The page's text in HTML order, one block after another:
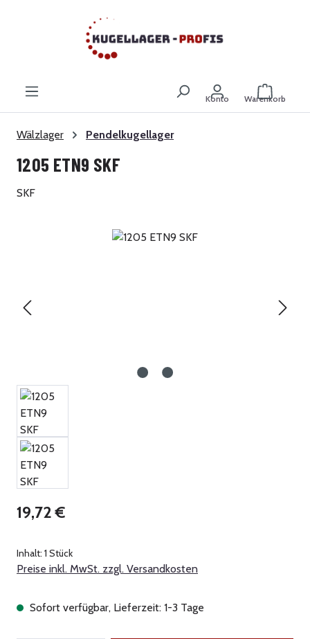
Zum Hauptinhalt springen
Konto Warenkorb
Wälzlager Pendelkugellager
1205 ETN9 SKF
SKF
Bildergalerie überspringen
Regulärer Preis:
19,72 €
Inhalt: 1 Stück
Preise inkl. MwSt. zzgl. Versandkosten
Sofort verfügbar, Lieferzeit: 1-3 Tage